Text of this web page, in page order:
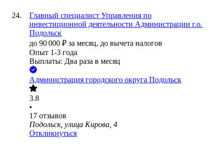
Главный специалист Управления по
инвестиционной деятельности Администрации г.о.
Подольск
до 90 000 ₽ за месяц, до вычета налогов
Опыт 1-3 года
Выплаты: Два раза в месяц
Администрация городского округа Подольск
3.8
•
17 отзывов
Подольск, улица Кирова, 4
Откликнуться